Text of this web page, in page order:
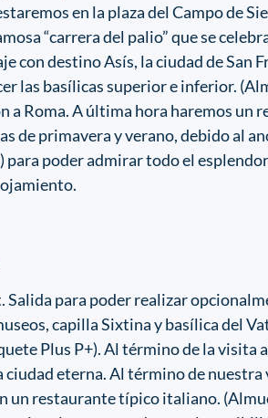
en la plaza del Campo de
“carrera del palio” que se
con destino Asís, la ciudad de San
las basílicas superior e inferior.
a Roma. A última hora haremos un
de primavera y verano, debido al
para poder admirar todo el
Salida para poder realizar
capilla Sixtina y basílica del
Plus P+). Al término de la visita
ciudad eterna. Al término de
un restaurante típico italiano.